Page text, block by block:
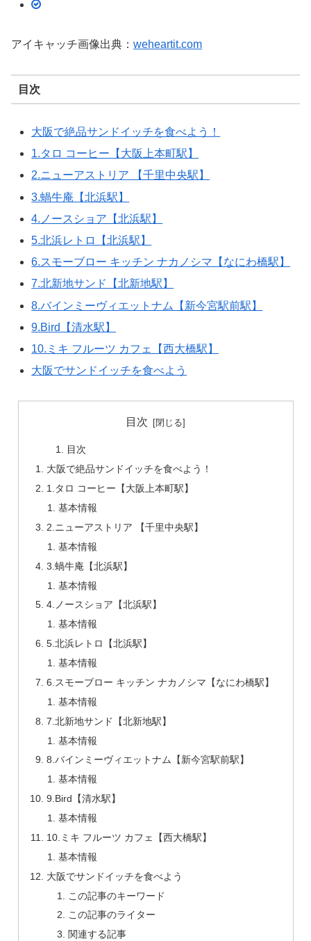
アイキャッチ画像出典： weheartit.com
目次
大阪で絶品サンドイッチを食べよう！
1.タロ コーヒー【大阪上本町駅】
2.ニューアストリア 【千里中央駅】
3.蝸牛庵【北浜駅】
4.ノースショア【北浜駅】
5.北浜レトロ【北浜駅】
6.スモーブロー キッチン ナカノシマ【なにわ橋駅】
7.北新地サンド【北新地駅】
8.バインミーヴィエットナム【新今宮駅前駅】
9.Bird【清水駅】
10.ミキ フルーツ カフェ【西大橋駅】
大阪でサンドイッチを食べよう
目次
目次
大阪で絶品サンドイッチを食べよう！
1.タロ コーヒー【大阪上本町駅】
基本情報
2.ニューアストリア 【千里中央駅】
基本情報
3.蝸牛庵【北浜駅】
基本情報
4.ノースショア【北浜駅】
基本情報
5.北浜レトロ【北浜駅】
基本情報
6.スモーブロー キッチン ナカノシマ【なにわ橋駅】
基本情報
7.北新地サンド【北新地駅】
基本情報
8.バインミーヴィエットナム【新今宮駅前駅】
基本情報
9.Bird【清水駅】
基本情報
10.ミキ フルーツ カフェ【西大橋駅】
基本情報
大阪でサンドイッチを食べよう
この記事のキーワード
この記事のライター
関連する記事